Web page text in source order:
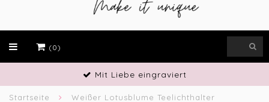
(0)
Handwerkliches Geschick
Startseite Weißer Lotusblume Teelichthalter